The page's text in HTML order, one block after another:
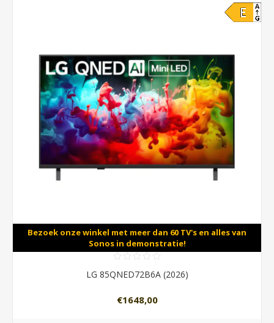
Bezoek onze winkel met meer dan 60 TV's en alles van
Sonos in demonstratie!
LG 85QNED72B6A (2026)
€1648,00